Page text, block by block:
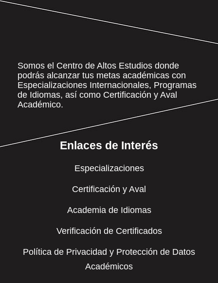
Somos el Centro de Altos Estudios donde
podrás alcanzar tus metas académicas con
Especializaciones Internacionales, Programas
de Idiomas, así como Certificación y Aval
Académico.
Enlaces de Interés
Especializaciones
Certificación y Aval
Academia de Idiomas
Verificación de Certificados
Política de Privacidad y Protección de Datos
Académicos